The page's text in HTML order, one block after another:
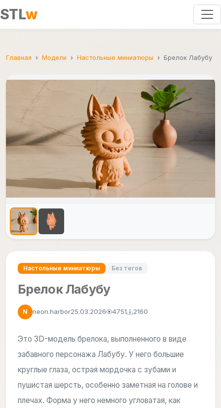
STLw
Главная Модели Настольные миниатюры Брелок Лабубу
Настольные миниатюры Без тегов
Брелок Лабубу
N neon.harbor25.03.2026 4751 2160
Это 3D-модель брелока, выполненного в виде
забавного персонажа Лабубу. У него большие
круглые глаза, острая мордочка с зубами и
пушистая шерсть, особенно заметная на голове и
плечах. Форма у него немного угловатая, как